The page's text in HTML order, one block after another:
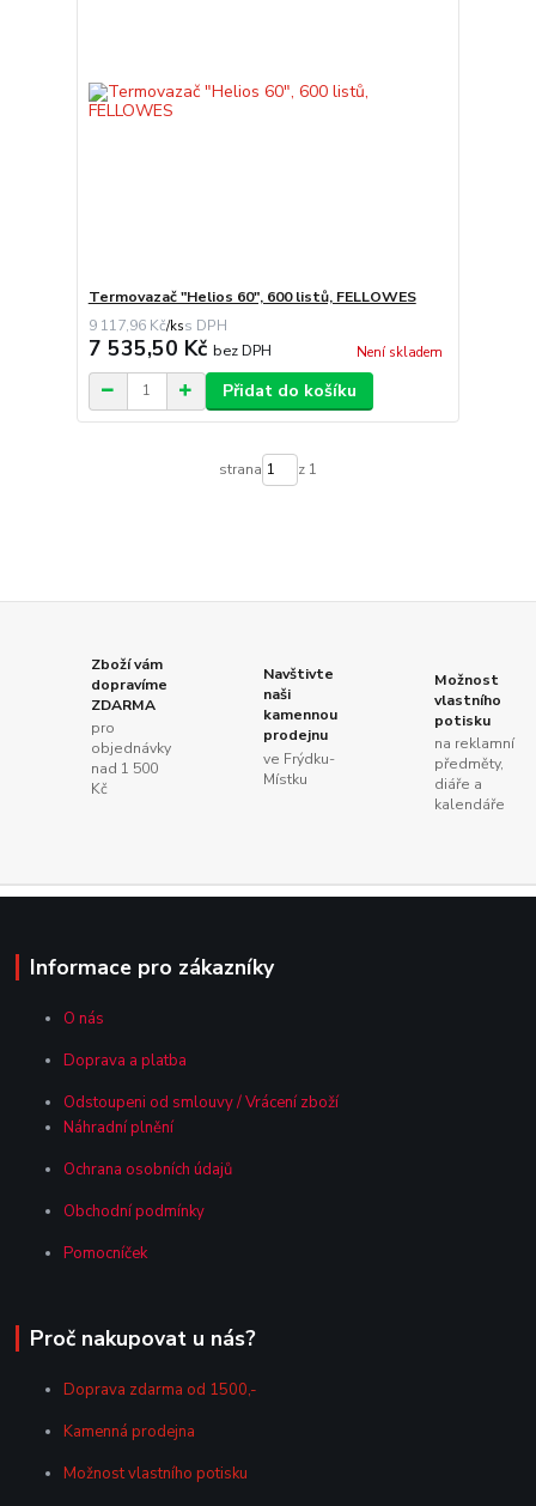
Termovazač "Helios 60", 600 listů, FELLOWES
9 117,96 Kč/ks
7 535,50 Kč bez DPH Není skladem
Přidat do košíku
strana z 1
Zboží vám
dopravíme
ZDARMA
pro
objednávky
nad 1 500
Kč
Navštivte
naši
kamennou
prodejnu
ve Frýdku-
Místku
Možnost
vlastního
potisku
na reklamní
předměty,
diáře a
kalendáře
Informace pro zákazníky
O nás
Doprava a platba
Odstoupeni od smlouvy / Vrácení zboží
Náhradní plnění
Ochrana osobních údajů
Obchodní podmínky
Pomocníček
Proč nakupovat u nás?
Doprava zdarma od 1500,-
Kamenná prodejna
Možnost vlastního potisku